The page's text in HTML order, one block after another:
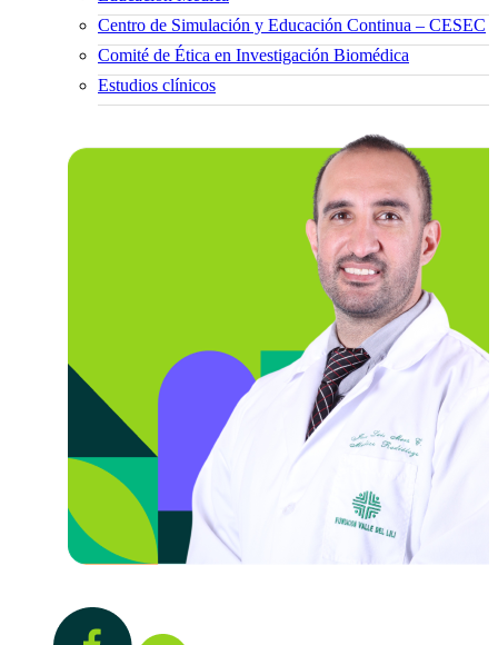
Centro de Simulación y Educación Continua – CESEC
Comité de Ética en Investigación Biomédica
Estudios clínicos